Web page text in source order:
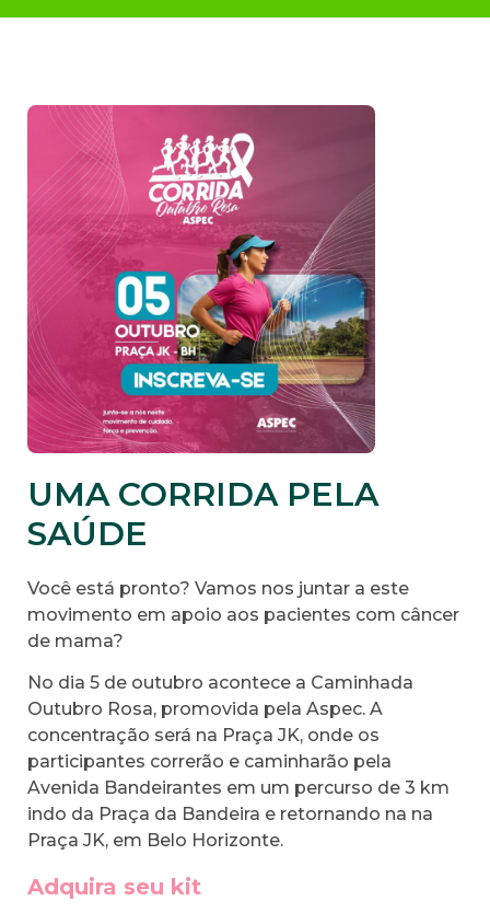
UMA CORRIDA PELA
SAÚDE
Você está pronto? Vamos nos juntar a este
movimento em apoio aos pacientes com câncer
de mama?
No dia 5 de outubro acontece a Caminhada
Outubro Rosa, promovida pela Aspec. A
concentração será na Praça JK, onde os
participantes correrão e caminharão pela
Avenida Bandeirantes em um percurso de 3 km
indo da Praça da Bandeira e retornando na na
Praça JK, em Belo Horizonte.
Adquira seu kit